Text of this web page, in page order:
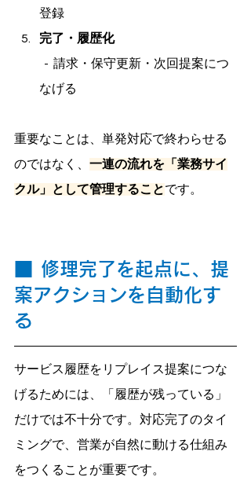
登録
完了・履歴化
なげる
重要なことは、単発対応で終わらせる
のではなく、 一連の流れを「業務サイ
クル」として管理することです。
修理完了を起点に、提
案アクションを自動化す
る
サービス履歴をリプレイス提案につな
げるためには、「履歴が残っている」
だけでは不十分です。対応完了のタイ
ミングで、営業が自然に動ける仕組み
をつくることが重要です。